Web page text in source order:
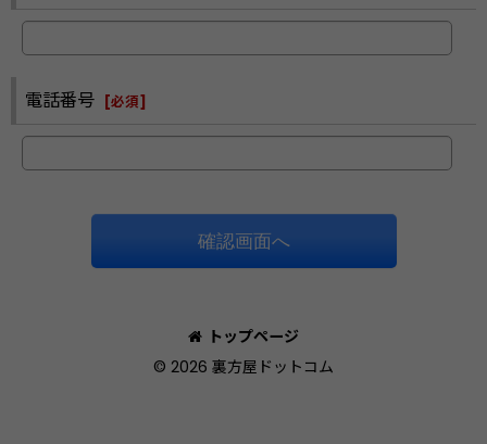
電話番号 [必須]
確認画面へ
トップページ
© 2026 裏方屋ドットコム